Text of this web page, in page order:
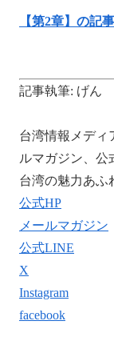
【第2章】の記
記事執筆: げん
台湾情報メディ
ルマガジン、公
台湾の魅力あふ
公式HP
メールマガジン
公式LINE
X
Instagram
facebook